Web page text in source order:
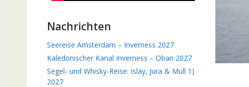
Nachrichten
Seereise Amsterdam – Inverness 2027
Kaledonischer Kanal Inverness – Oban 2027
Segel- und Whisky-Reise: Islay, Jura & Mull 1)
2027